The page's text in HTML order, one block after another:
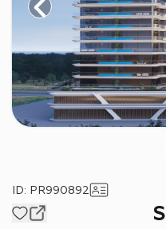
ID: PR990892